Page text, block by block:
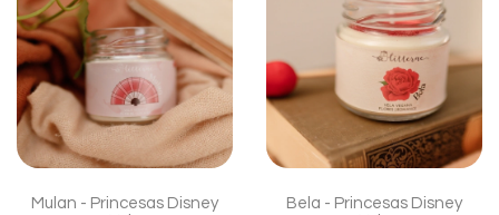
Mulan - Princesas Disney
Bela - Princesas Disney